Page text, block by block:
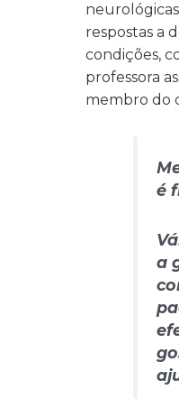
respostas a
condições,
professora
membro do
é
a